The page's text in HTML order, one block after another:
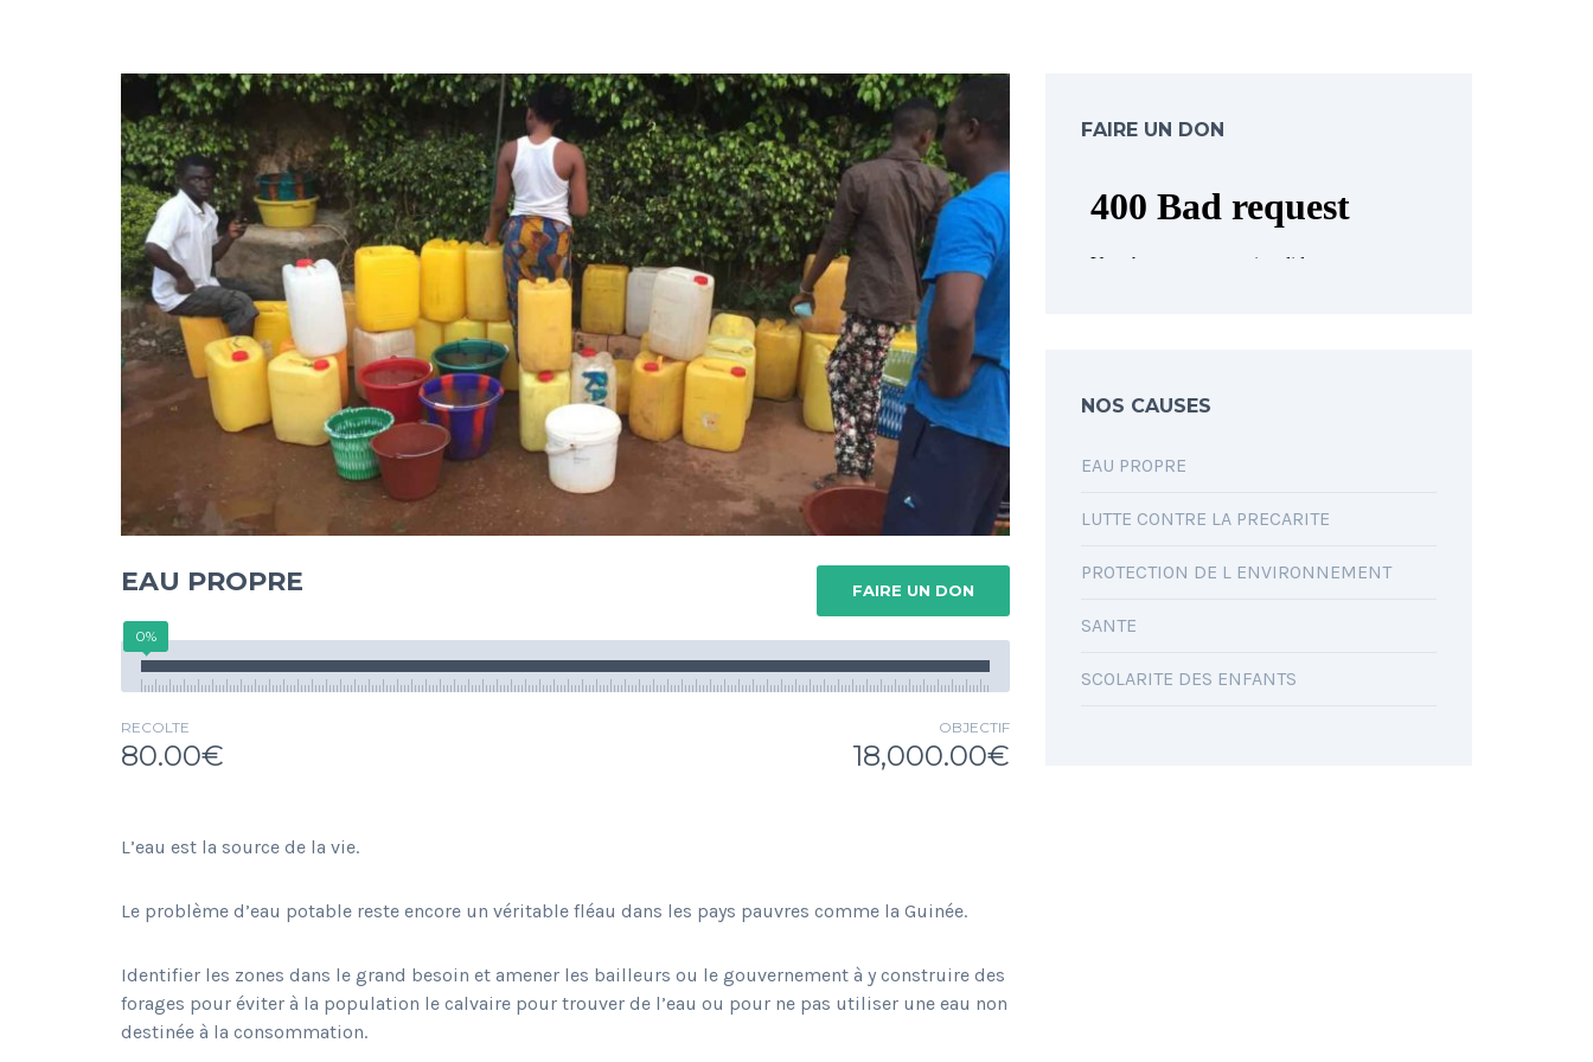
EAU PROPRE FAIRE UN DON
0%
RECOLTE
80.00€
OBJECTIF
18,000.00€
L’eau est la source de la vie.
Le problème d’eau potable reste encore un véritable fléau dans les pays pauvres comme la Guinée.
Identifier les zones dans le grand besoin et amener les bailleurs ou le gouvernement à y construire des
forages pour éviter à la population le calvaire pour trouver de l’eau ou pour ne pas utiliser une eau non
destinée à la consommation.
FAIRE UN DON
NOS CAUSES
EAU PROPRE
LUTTE CONTRE LA PRECARITE
PROTECTION DE L ENVIRONNEMENT
SANTE
SCOLARITE DES ENFANTS